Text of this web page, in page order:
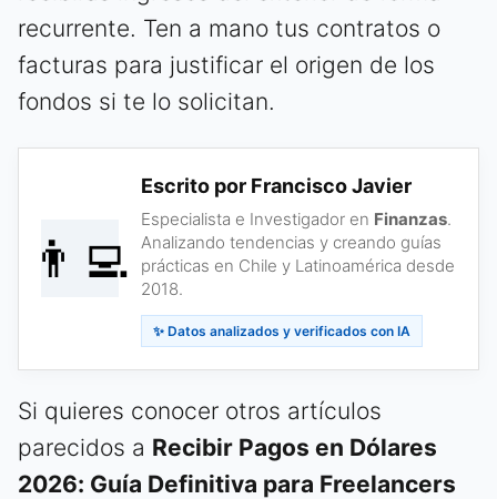
recurrente. Ten a mano tus contratos o
facturas para justificar el origen de los
fondos si te lo solicitan.
👨‍💻
Escrito por Francisco Javier
Especialista e Investigador en Finanzas.
Analizando tendencias y creando guías
prácticas en Chile y Latinoamérica desde
2018.
✨ Datos analizados y verificados con IA
Si quieres conocer otros artículos
parecidos a Recibir Pagos en Dólares
2026: Guía Definitiva para Freelancers